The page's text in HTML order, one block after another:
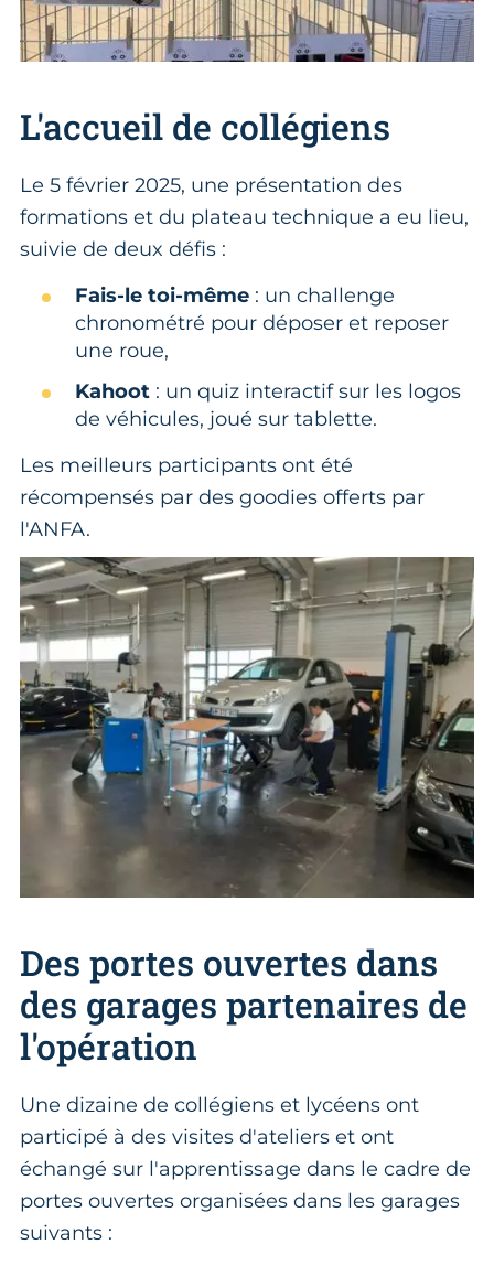
L'accueil de collégiens
Le 5 février 2025, une présentation des
formations et du plateau technique a eu lieu,
suivie de deux défis :
Fais-le toi-même : un challenge
chronométré pour déposer et reposer
une roue,
Kahoot : un quiz interactif sur les logos
de véhicules, joué sur tablette.
Les meilleurs participants ont été
récompensés par des goodies offerts par
l'ANFA.
Des portes ouvertes dans
des garages partenaires de
l'opération
Une dizaine de collégiens et lycéens ont
participé à des visites d'ateliers et ont
échangé sur l'apprentissage dans le cadre de
portes ouvertes organisées dans les garages
suivants :